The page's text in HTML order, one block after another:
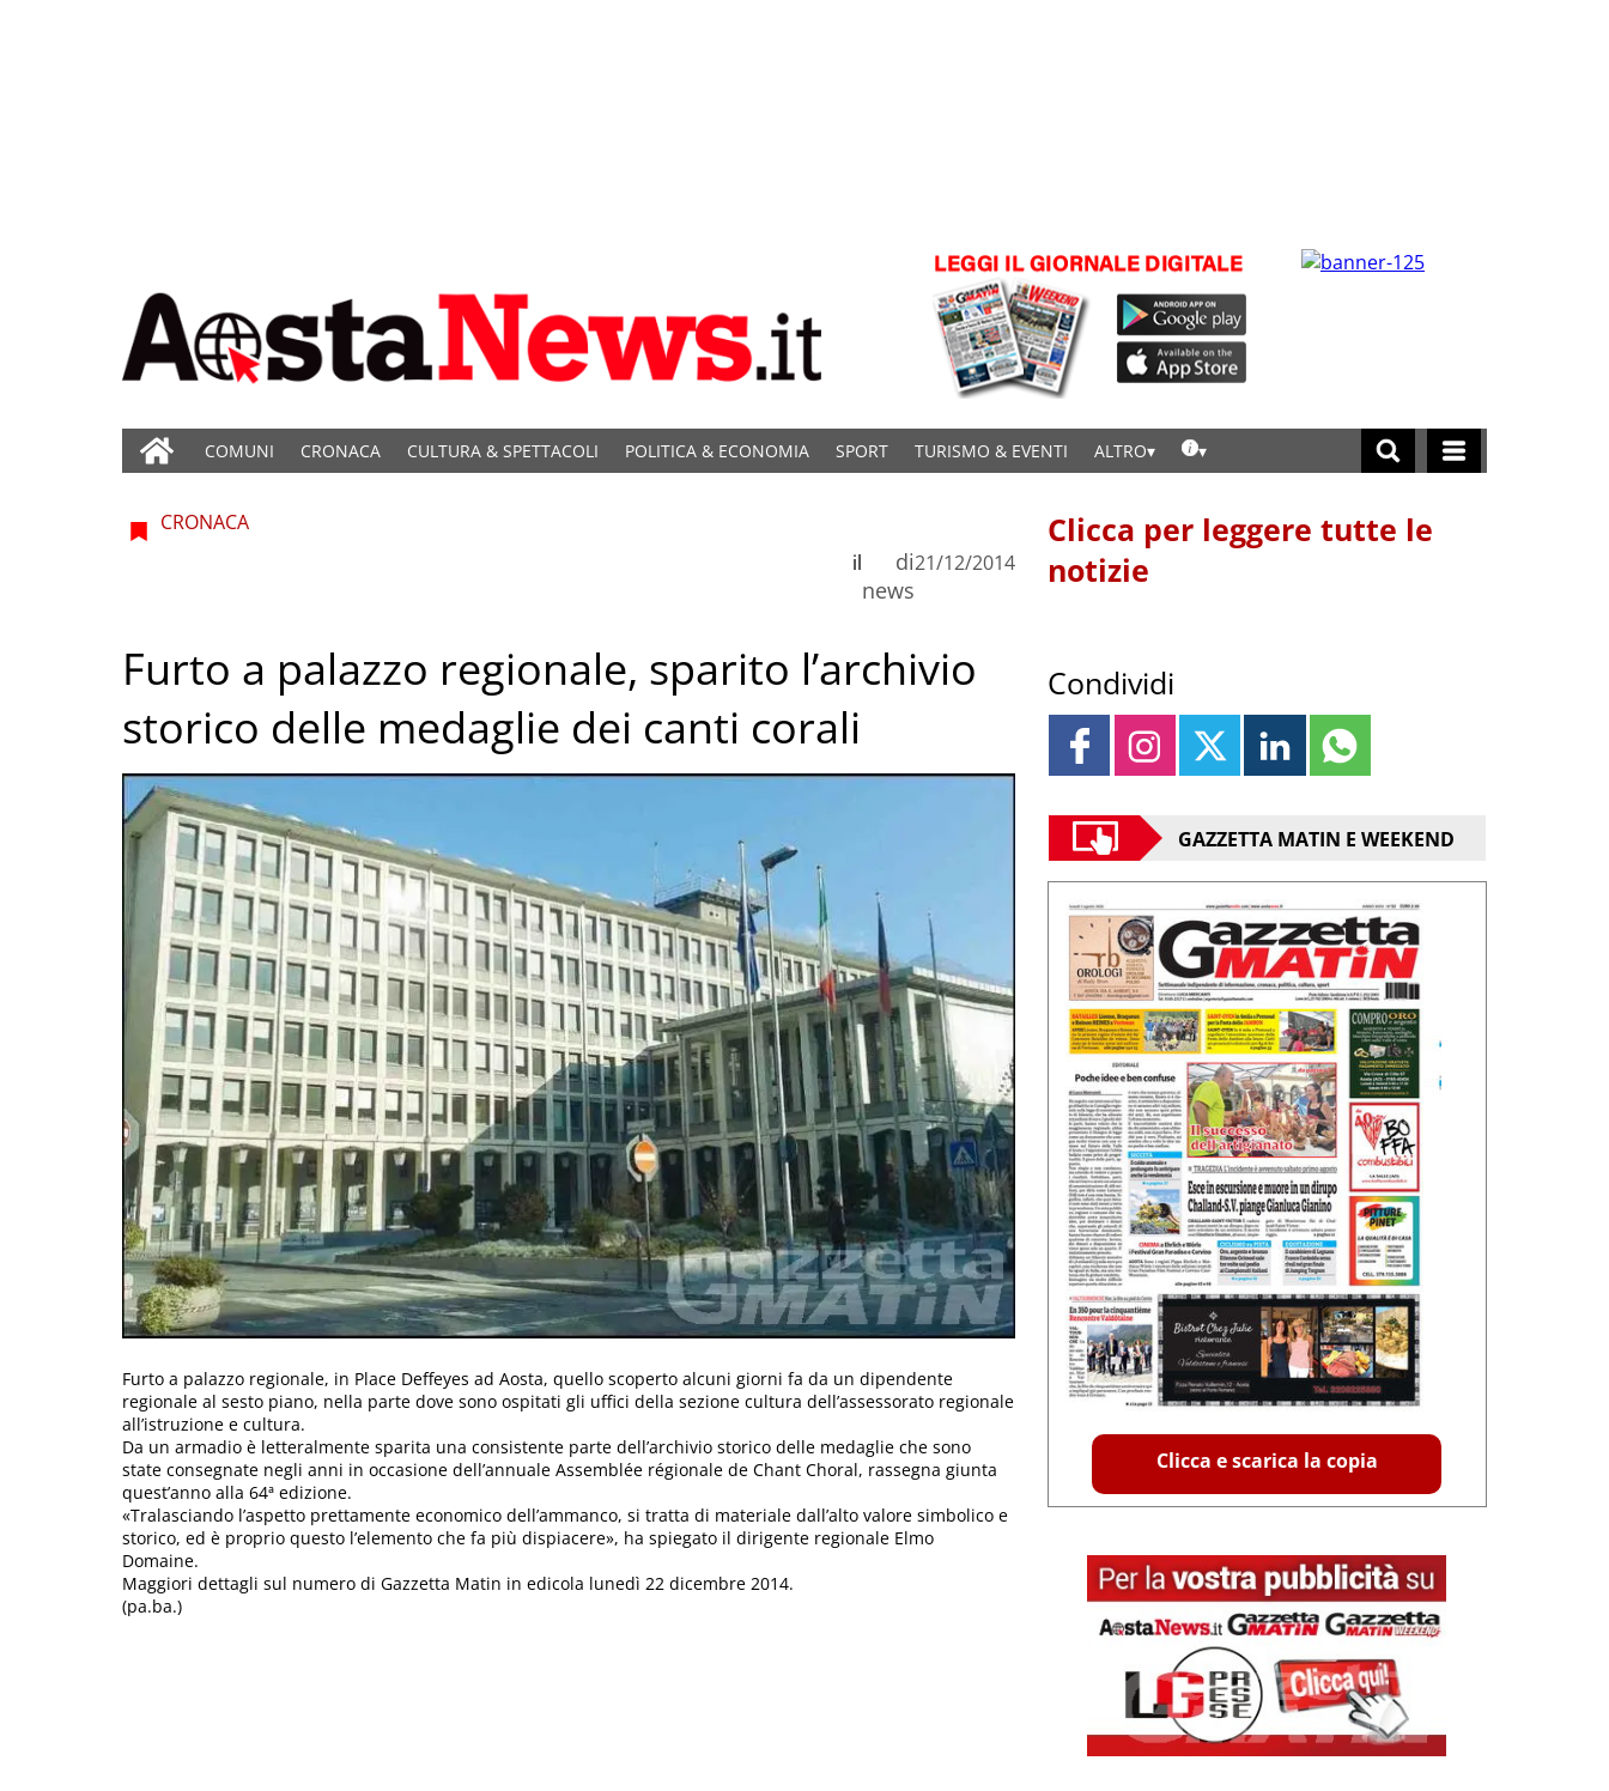
COMUNI CRONACA CULTURA & SPETTACOLI POLITICA & ECONOMIA SPORT TURISMO & EVENTI ALTRO
CRONACA
di
news
il 21/12/2014
Furto a palazzo regionale, sparito l’archivio
storico delle medaglie dei canti corali
Furto a palazzo regionale, in Place Deffeyes ad Aosta, quello scoperto alcuni giorni fa da un dipendente
regionale al sesto piano, nella parte dove sono ospitati gli uffici della sezione cultura dell’assessorato regionale
all’istruzione e cultura.
Da un armadio è letteralmente sparita una consistente parte dell’archivio storico delle medaglie che sono
state consegnate negli anni in occasione dell’annuale Assemblée régionale de Chant Choral, rassegna giunta
quest’anno alla 64ª edizione.
«Tralasciando l’aspetto prettamente economico dell’ammanco, si tratta di materiale dall’alto valore simbolico e
storico, ed è proprio questo l’elemento che fa più dispiacere», ha spiegato il dirigente regionale Elmo
Domaine.
Maggiori dettagli sul numero di Gazzetta Matin in edicola lunedì 22 dicembre 2014.
(pa.ba.)
Clicca per leggere tutte le
notizie
Condividi
GAZZETTA MATIN E WEEKEND
Clicca e scarica la copia